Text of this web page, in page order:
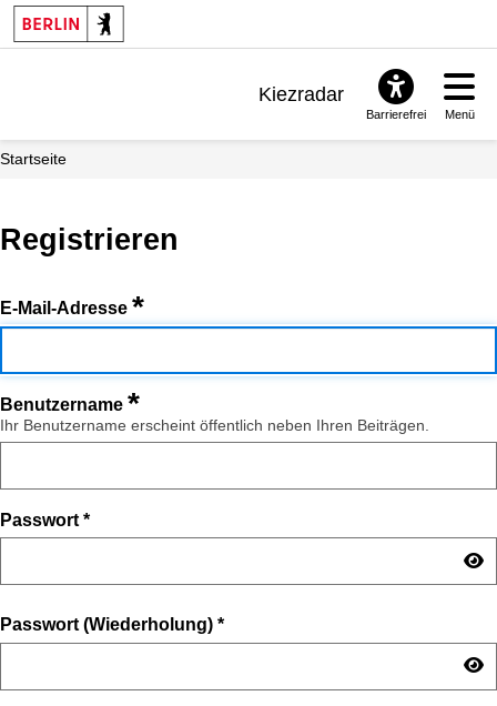
Kiezradar
Barrierefrei Menü
Startseite
Registrieren
E-Mail-Adresse *
Benutzername *
Ihr Benutzername erscheint öffentlich neben Ihren Beiträgen.
Passwort *
Passwort (Wiederholung) *